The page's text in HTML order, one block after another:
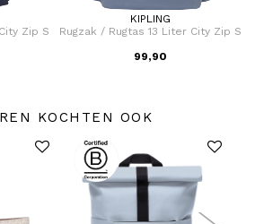
Zip S
KIPLING
Rugzak / Rugtas 13 Liter City Zip S
99,90
KOCHTEN OOK